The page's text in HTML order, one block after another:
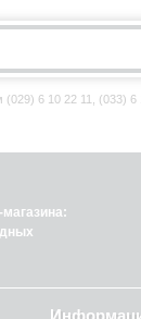
6 10 22 11, (033) 6